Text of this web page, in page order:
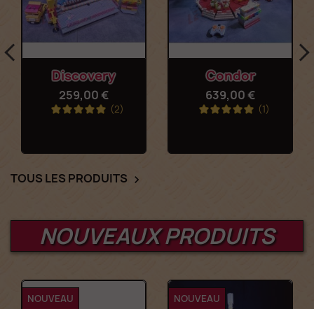
Discovery
259,00 €
(2)
Condor
639,00 €
(1)
TOUS LES PRODUITS 
NOUVEAUX PRODUITS
NOUVEAU NOUVEAU